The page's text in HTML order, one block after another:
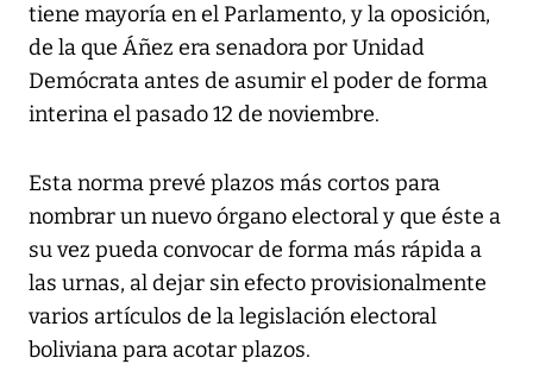
tiene mayoría en el Parlamento, y la oposición,
de la que Áñez era senadora por Unidad
Demócrata antes de asumir el poder de forma
interina el pasado 12 de noviembre.
Esta norma prevé plazos más cortos para
nombrar un nuevo órgano electoral y que éste a
su vez pueda convocar de forma más rápida a
las urnas, al dejar sin efecto provisionalmente
varios artículos de la legislación electoral
boliviana para acotar plazos.